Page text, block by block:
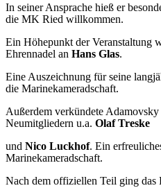
In seiner Ansprache hieß er
die MK Ried willkommen.
Ein Höhepunkt der Veranstaltung
Ehrennadel an Hans Glas.
Eine Auszeichnung für seine
die Marinekameradschaft.
Außerdem verkündete
Neumitgliedern u.a. Olaf Treske
und Nico Luckhof. Ein
Marinekameradschaft.
Nach dem offiziellen Teil ging das